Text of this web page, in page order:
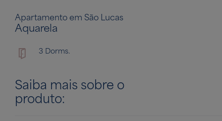
Apartamento em São Lucas
Aquarela
3 Dorms.
Saiba mais sobre o
produto: